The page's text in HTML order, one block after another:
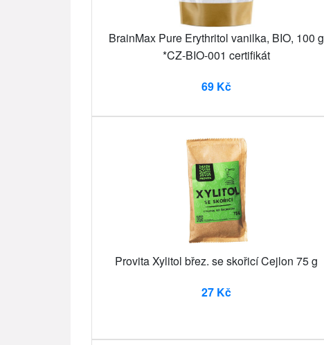
BrainMax Pure Erythritol vanilka, BIO, 100 g
*CZ-BIO-001 certifikát
69 Kč
Provita Xylitol břez. se skořicí Cejlon 75 g
27 Kč